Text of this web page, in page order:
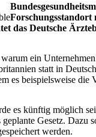
Forschungsstandort
das Deutsche
warum ein
statt in
es beispielsweise
es künftig möglich
Gesetz. Dazu
werden.